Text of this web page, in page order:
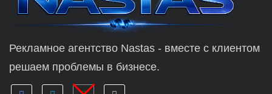
Рекламное агентство Nastas - вместе с клиентом
решаем проблемы в бизнесе.